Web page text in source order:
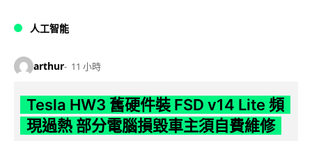
人工智能
arthur 11 小時
Tesla HW3 舊硬件裝 FSD v14 Lite 頻
現過熱 部分電腦損毀車主須自費維修